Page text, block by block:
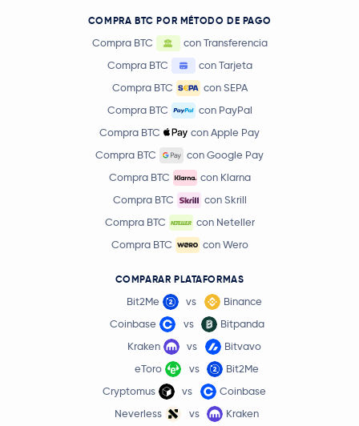
COMPRA BTC POR MÉTODO DE PAGO
Compra BTC
con Transferencia
Compra BTC
con Tarjeta
Compra BTC
con SEPA
Compra BTC
con PayPal
Compra BTC
con Apple Pay
Compra BTC
con Google Pay
Compra BTC
con Klarna
Compra BTC
con Skrill
Compra BTC
con Neteller
Compra BTC
con Wero
COMPARAR PLATAFORMAS
Bit2Me vs
Binance
Coinbase
vs
Bitpanda
Kraken
vs
Bitvavo
eToro
vs
Bit2Me
Cryptomus
vs
Coinbase
Neverless
vs Kraken